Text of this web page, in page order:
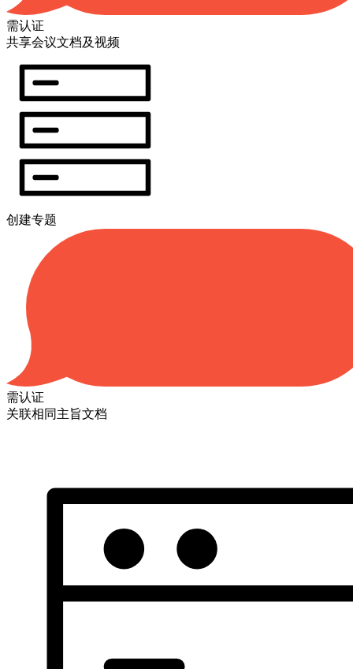
需认证
共享会议文档及视频
创建专题
需认证
关联相同主旨文档